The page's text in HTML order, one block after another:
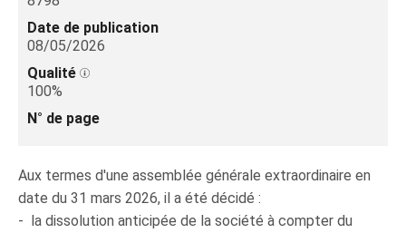
Date de publication
08/05/2026
Qualité
100%
N° de page
Aux termes d'une assemblée générale extraordinaire en
date du 31 mars 2026, il a été décidé :
- la dissolution anticipée de la société à compter du